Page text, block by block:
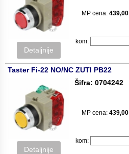
Detaljnije
MP cena: 439,00
kom:
Taster Fi-22 NO/NC ZUTI PB22
Detaljnije
Šifra: 0704242
MP cena: 439,00
kom: